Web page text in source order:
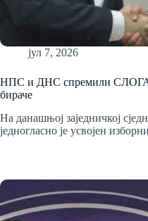
јул 7, 2026
НПС и ДНС спремили СЛОГАН
бираче
На данашњој заједничкој
једногласно је усвојен